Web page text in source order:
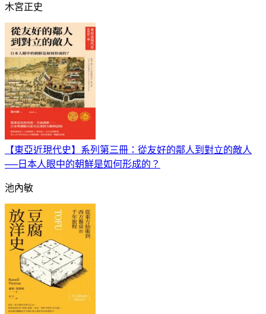
木宮正史
【東亞近現代史】系列第三冊：從友好的鄰人到對立的敵人
──日本人眼中的朝鮮是如何形成的？
池內敏